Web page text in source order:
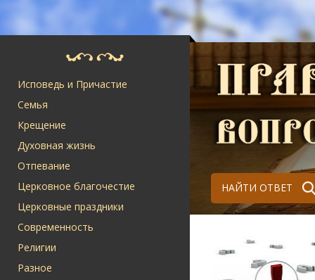
Исповедь и Причастие
Семья
Крещение
Духовная жизнь
Отпевание
Церковное благочестие
Церковные праздники
Современность
Религии
Разное
НАЙТИ ОТВЕТ